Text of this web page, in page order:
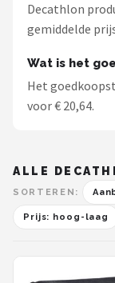
Decathlon
gemiddelde
Wat is het
Het
voor € 20,64.
ALLE
SORTEREN:
Prijs: hoog-laag